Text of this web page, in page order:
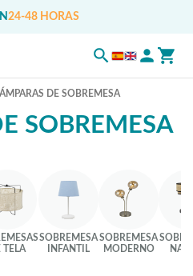
24-48 HORAS
DE SOBREMESA
SOBREMESA
TELA
SOBREMESA
INFANTIL
SOBREMESA
MODERNO